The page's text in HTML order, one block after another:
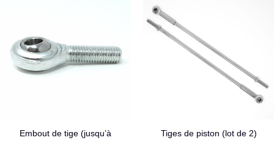
Embout de tige (jusqu’à
Tiges de piston (lot de 2)